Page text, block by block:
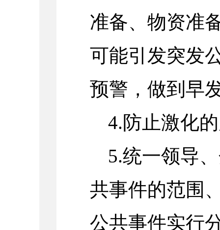
准备、物资准
可能引发突发
预警，做到早
4.防止激化
5.统一领导
共事件的范围
公共事件实行